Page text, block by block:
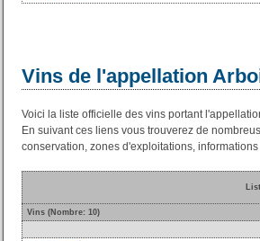
Vins de l'appellation
Voici la liste officielle des vins portant
En suivant ces liens vous trouverez de
conservation, zones d'exploitations,
Vins (Nombre: 10)